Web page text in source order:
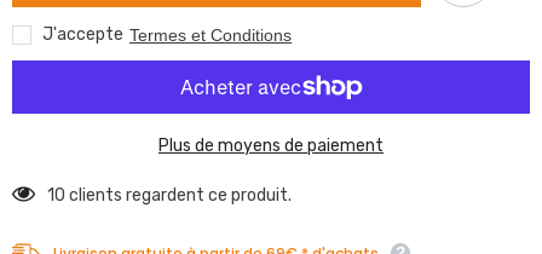
Knott
Knott
J'accepte Termes et Conditions
Plus de moyens de paiement
10 clients regardent ce produit.